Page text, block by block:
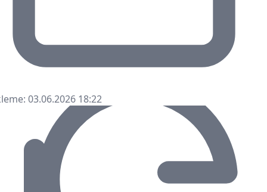
03.06.2026 18:22